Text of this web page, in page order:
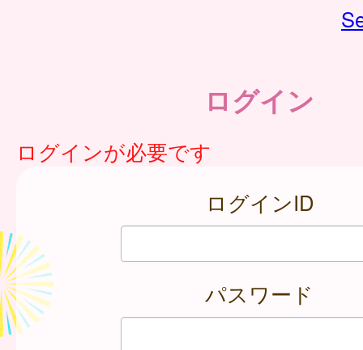
ログイン
ログインが必要です
ログインID
パスワード